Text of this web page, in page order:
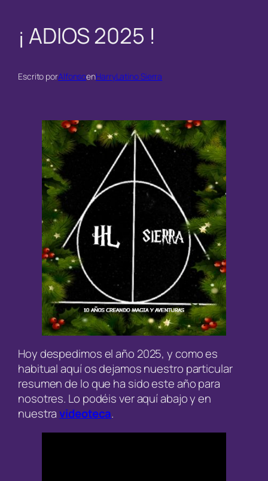
¡ ADIOS 2025 !
Escrito porAlfonsoenHarryLatino Sierra
Hoy despedimos el año 2025, y como es
habitual aquí os dejamos nuestro particular
resumen de lo que ha sido este año para
nosotres. Lo podéis ver aquí abajo y en
nuestravideoteca.